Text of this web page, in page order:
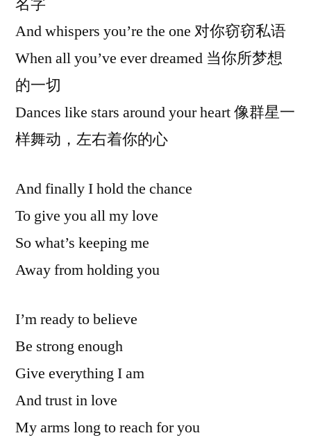
名字
And whispers you’re the one 对你窃窃私语
When all you’ve ever dreamed 当你所梦想
的一切
Dances like stars around your heart 像群星一
样舞动，左右着你的心
And finally I hold the chance
To give you all my love
So what’s keeping me
Away from holding you
I’m ready to believe
Be strong enough
Give everything I am
And trust in love
My arms long to reach for you